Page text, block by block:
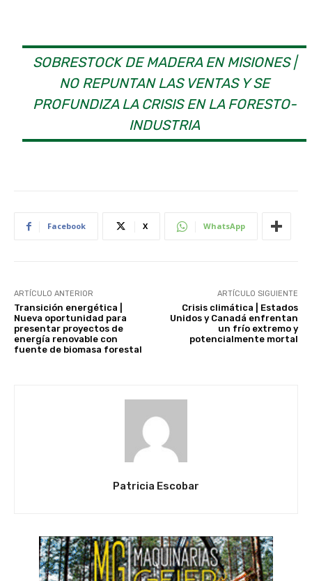
SOBRESTOCK DE MADERA EN MISIONES |
NO REPUNTAN LAS VENTAS Y SE
PROFUNDIZA LA CRISIS EN LA FORESTO-
INDUSTRIA
Facebook X WhatsApp
ARTÍCULO ANTERIOR
Transición energética |
Nueva oportunidad para
presentar proyectos de
energía renovable con
fuente de biomasa forestal
ARTÍCULO SIGUIENTE
Crisis climática | Estados
Unidos y Canadá enfrentan
un frío extremo y
potencialmente mortal
Patricia Escobar